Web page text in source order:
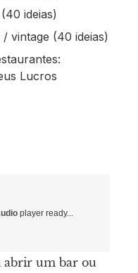
ideias)
vintage (40 ideias)
Lucros
player ready...
abrir um bar ou